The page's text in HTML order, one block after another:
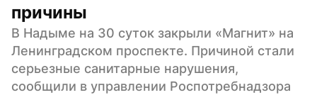
причины
В Надыме на 30 суток закрыли «Магнит» на
Ленинградском проспекте. Причиной стали
серьезные санитарные нарушения,
сообщили в управлении Роспотребнадзора